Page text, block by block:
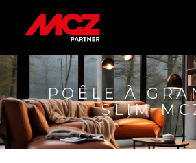
POÊLE À
SLIM